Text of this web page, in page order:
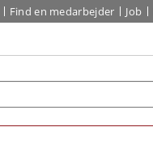
Find en medarbejder Job